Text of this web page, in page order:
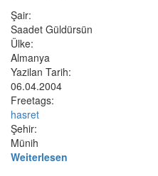
Şair:
Saadet Güldürsün
Ülke:
Almanya
Yazilan Tarih:
06.04.2004
Freetags:
hasret
Şehir:
Münih
Weiterlesen